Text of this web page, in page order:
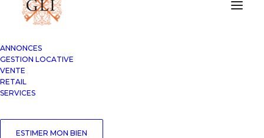
ANNONCES
GESTION LOCATIVE
VENTE
RETAIL
SERVICES
ESTIMER MON BIEN